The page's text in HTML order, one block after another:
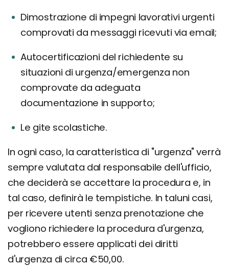
Dimostrazione di impegni lavorativi urgenti
comprovati da messaggi ricevuti via email;
Autocertificazioni del richiedente su
situazioni di urgenza/emergenza non
comprovate da adeguata
documentazione in supporto;
Le gite scolastiche.
In ogni caso, la caratteristica di "urgenza" verrà
sempre valutata dal responsabile dell'ufficio,
che deciderà se accettare la procedura e, in
tal caso, definirà le tempistiche. In taluni casi,
per ricevere utenti senza prenotazione che
vogliono richiedere la procedura d'urgenza,
potrebbero essere applicati dei diritti
d'urgenza di circa €50,00.